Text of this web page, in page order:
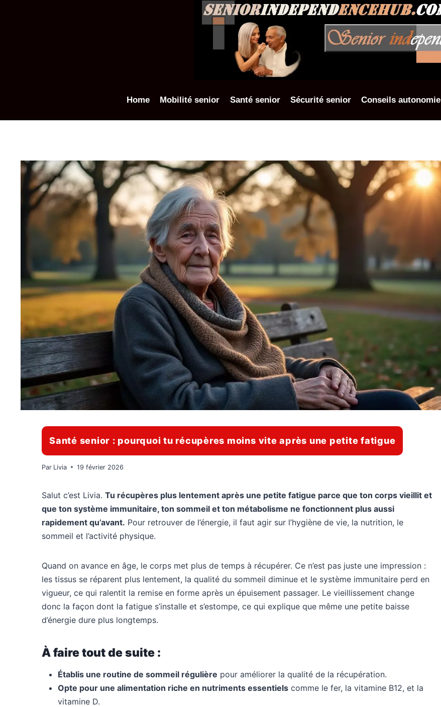
Home Mobilité senior Santé senior Sécurité senior Conseils autonomie
Santé senior : pourquoi tu récupères moins vite après une petite fatigue
Par Livia 19 février 2026
Salut c’est Livia. Tu récupères plus lentement après une petite fatigue parce que ton corps vieillit et
que ton système immunitaire, ton sommeil et ton métabolisme ne fonctionnent plus aussi
rapidement qu’avant. Pour retrouver de l’énergie, il faut agir sur l’hygiène de vie, la nutrition, le
sommeil et l’activité physique.
Quand on avance en âge, le corps met plus de temps à récupérer. Ce n’est pas juste une impression :
les tissus se réparent plus lentement, la qualité du sommeil diminue et le système immunitaire perd en
vigueur, ce qui ralentit la remise en forme après un épuisement passager. Le vieillissement change
donc la façon dont la fatigue s’installe et s’estompe, ce qui explique que même une petite baisse
d’énergie dure plus longtemps.
À faire tout de suite :
Établis une routine de sommeil régulière pour améliorer la qualité de la récupération.
Opte pour une alimentation riche en nutriments essentiels comme le fer, la vitamine B12, et la
vitamine D.